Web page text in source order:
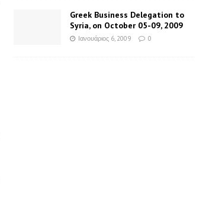
Greek Business Delegation to
Syria, on October 05-09, 2009
Ιανουάριος 6, 2009 0